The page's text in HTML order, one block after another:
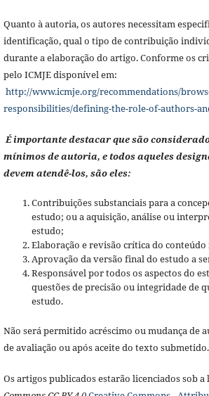
Quanto à autoria, os autores necessitam
identificação, qual o tipo de contribuição
durante a elaboração do artigo. Conforme os
pelo ICMJE disponível em:
http://www.icmje.org/recommendations/
responsibilities/defining-the-role-of-authors-
É importante destacar que são
mínimos de autoria, e todos aqueles
devem atendê-los, são eles:
Contribuições substanciais para a
estudo; ou a aquisição, análise ou
estudo;
Elaboração e revisão crítica do
Aprovação da versão final do estudo a
Responsável por todos os aspectos do
questões de precisão ou integridade de
estudo.
Não será permitido acréscimo ou mudança de
de avaliação ou após aceite do texto submetido.
Os artigos publicados estarão licenciados sob a